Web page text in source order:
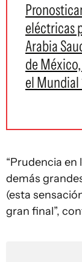
eléctricas
Arabia
de
el Mundial
“Prudencia en
demás
(esta
gran final”,